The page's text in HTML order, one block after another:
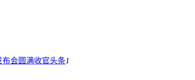
会圆满收官头条1